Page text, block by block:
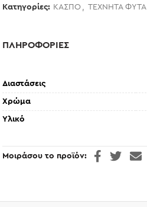
Κατηγορίες: ΚΑΣΠΟ , ΤΕΧΝΗΤΑ ΦΥΤΑ
ΠΛΗΡΟΦΟΡΙΕΣ
Διαστάσεις
Χρώμα
Υλικό
Μοιράσου το προϊόν